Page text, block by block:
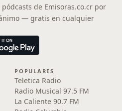
de Emisoras.co.cr por
— gratis en cualquier
POPULARES
Teletica Radio
Radio Musical 97.5 FM
La Caliente 90.7 FM